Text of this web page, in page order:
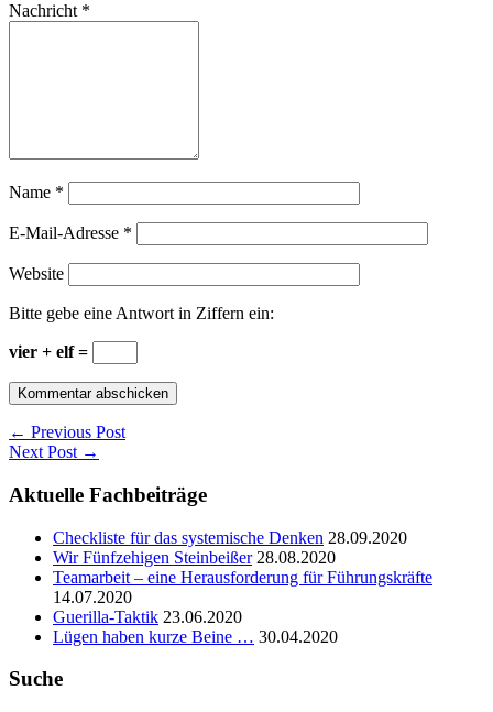
Nachricht *
Name *
E-Mail-Adresse *
Website
Bitte gebe eine Antwort in Ziffern ein:
vier + elf =
← Previous Post
Next Post →
Aktuelle Fachbeiträge
Checkliste für das systemische Denken 28.09.2020
Wir Fünfzehigen Steinbeißer 28.08.2020
Teamarbeit – eine Herausforderung für Führungskräfte
14.07.2020
Guerilla-Taktik 23.06.2020
Lügen haben kurze Beine … 30.04.2020
Suche